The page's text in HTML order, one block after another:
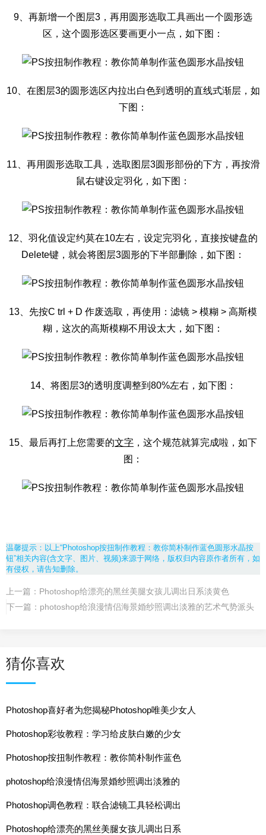
9、再新增一个图层3，再用圆形选取工具画出一个圆形选
区，这个圆形选区要画更小一点，如下图：
10、在图层3的圆形选区内拉出白色到透明的直线式渐层，如
下图：
11、再用圆形选取工具，选取图层3圆形部份的下方，再按滑
鼠右键设定羽化，如下图：
12、羽化值设定约莫在10左右，设定完羽化，直接按键盘的
Delete键，就会将图层3圆形的下半部删除，如下图：
13、先按C trl + D 作废选取，再使用：滤镜 > 模糊 > 高斯模
糊，这次的高斯模糊不用设太大，如下图：
14、将图层3的透明度调整到80%左右，如下图：
15、最后再打上您需要的文字 ，这个规范就算完成啦，如下
图：
温馨提示：以上“Photoshop按扭制作教程：教你简朴制作蓝色圆形水晶按
钮”相关内容(含文字、图片、视频)来源于网络，版权归内容原作者所有，如
有侵权，请告知删除。
上一篇： Photoshop给漂亮的黑丝美腿女孩儿调出日系淡黄色
下一篇： photoshop给浪漫情侣海景婚纱照调出淡雅的艺术气势派头
猜你喜欢
Photoshop喜好者为您揭秘Photoshop唯美少女人
Photoshop彩妆教程：学习给皮肤白嫩的少女
Photoshop按扭制作教程：教你简朴制作蓝色
photoshop给浪漫情侣海景婚纱照调出淡雅的
Photoshop调色教程：联合滤镜工具轻松调出
Photoshop给漂亮的黑丝美腿女孩儿调出日系